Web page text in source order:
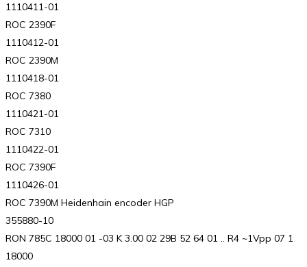
1110411-01
ROC 2390F
1110412-01
ROC 2390M
1110418-01
ROC 7380
1110421-01
ROC 7310
1110422-01
ROC 7390F
1110426-01
ROC 7390M Heidenhain encoder HGP
355880-10
RON 785C 18000 01 -03 K 3.00 02 29B 52 64 01 .. R4 ~1Vpp 07 1
18000